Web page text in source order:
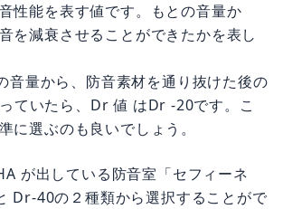
性能を表す値です。もとの音量か
を減衰させることができたかを表し
音量から、防音素材を通り抜けた後の
ていたら、Dr 値 はDr -20です。こ
に選ぶのも良いでしょう。
が出している防音室「セフィーネ
Dr-40の２種類から選択することがで